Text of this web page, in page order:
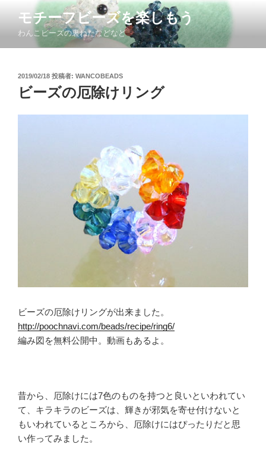
ン
モチーフビーズを楽しもう
わんこビーズの裏ねたなどなど
投
稿
日:
2019/02/18 投稿者: WANCOBEADS
ビーズの厄除けリング
ビーズの厄除けリングが出来ました。
http://poochnavi.com/beads/recipe/ring6/
編み図を無料公開中。動画もあるよ。
昔から、厄除けには7色のものを持つと良いといわれてい
て、キラキラのビーズは、輝きが邪気を寄せ付けないと
もいわれているところから、厄除けにはぴったりだと思
い作ってみました。